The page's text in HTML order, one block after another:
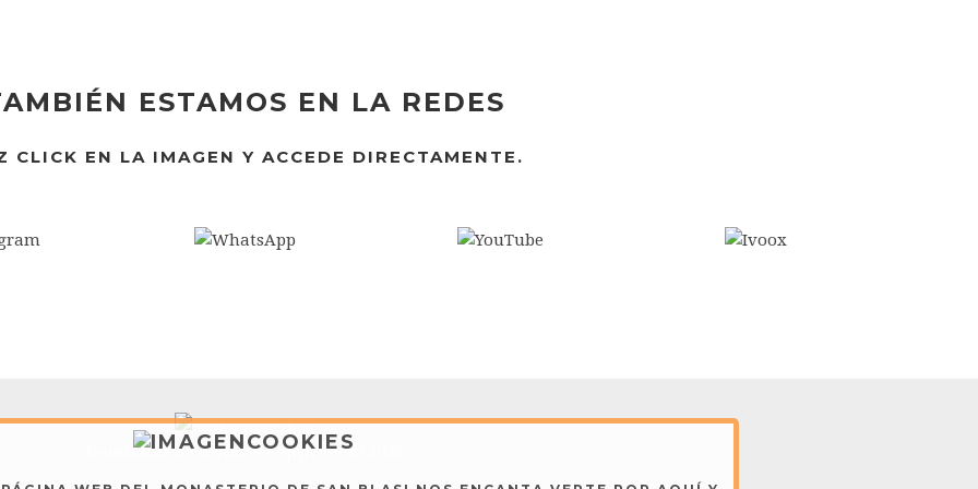
ESTAMOS EN LA REDES
CLICK EN LA IMAGEN Y ACCEDE DIRECTAMENTE.
RSS
Dominicas de Lerma - Copyright © 2026